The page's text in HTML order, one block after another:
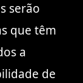
serão
que têm
a
de